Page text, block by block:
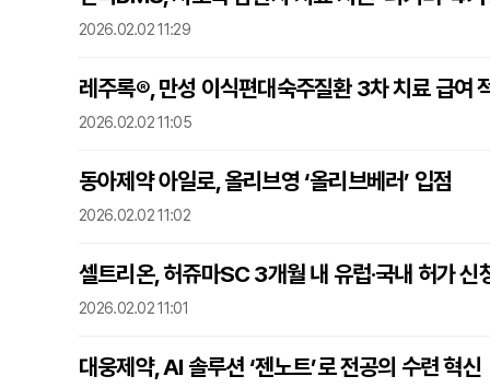
2026.02.02 11:29
레주록®, 만성 이식편대숙주질환 3차 치료 급여
2026.02.02 11:05
동아제약 아일로, 올리브영 ‘올리브베러’ 입점
2026.02.02 11:02
셀트리온, 허쥬마SC 3개월 내 유럽·국내 허가 신
2026.02.02 11:01
대웅제약, AI 솔루션 ‘젠노트’로 전공의 수련 혁신